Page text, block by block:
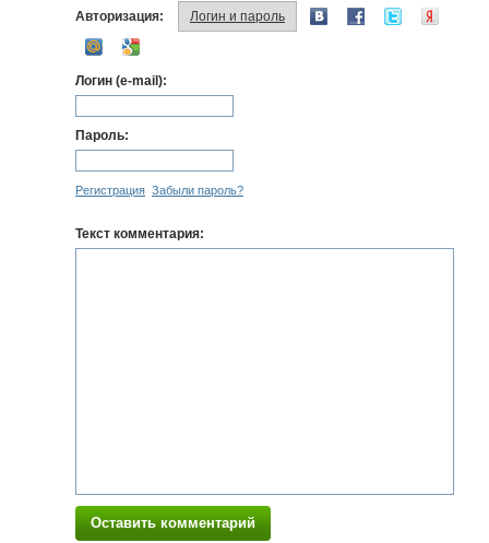
Авторизация: Логин и пароль
Логин (e-mail):
Пароль:
Регистрация Забыли пароль?
Текст комментария:
Оставить комментарий